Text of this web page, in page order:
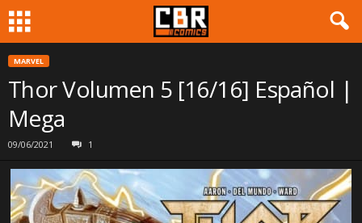
MARVEL
Thor Volumen 5 [16/16] Español |
Mega
09/06/2021 1